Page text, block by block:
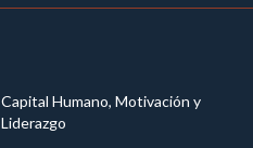
Capital Humano, Motivación y
Liderazgo